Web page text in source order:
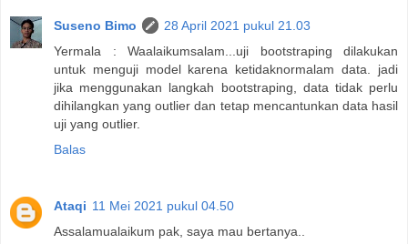
Suseno Bimo
28 April 2021 pukul 21.03
Yermala : Waalaikumsalam...uji bootstraping dilakukan
untuk menguji model karena ketidaknormalam data. jadi
jika menggunakan langkah bootstraping, data tidak perlu
dihilangkan yang outlier dan tetap mencantunkan data hasil
uji yang outlier.
Balas
Ataqi 11 Mei 2021 pukul 04.50
Assalamualaikum pak, saya mau bertanya..